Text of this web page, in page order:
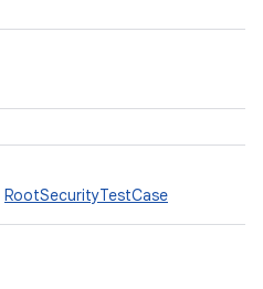
RootSecurityTestCase